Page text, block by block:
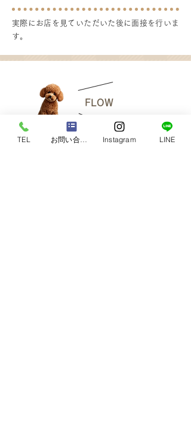
実際にお店を見ていただいた後に面接を行いま
す。
FLOW
TEL お問い合わせ Instagram LINE